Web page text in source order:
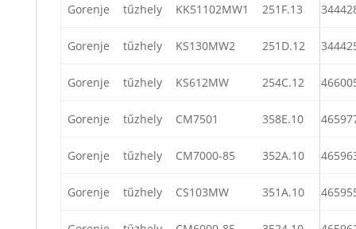
Gorenje tűzhely KK51102MW1 251F.13
Gorenje tűzhely KS130MW2 251D.12
Gorenje tűzhely KS612MW 254C.12
Gorenje tűzhely CM7501 358E.10
Gorenje tűzhely CM7000-85 352A.10
Gorenje tűzhely CS103MW 351A.10